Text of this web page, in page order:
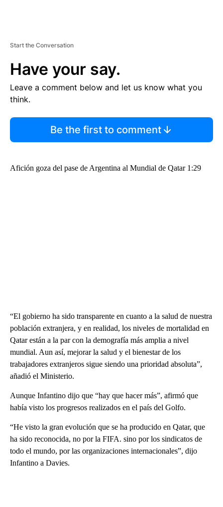
Start the Conversation
Have your say.
Leave a comment below and let us know what you
think.
Be the first to comment
Afición goza del pase de Argentina al Mundial de Qatar 1:29
“El gobierno ha sido transparente en cuanto a la salud de nuestra
población extranjera, y en realidad, los niveles de mortalidad en
Qatar están a la par con la demografía más amplia a nivel
mundial. Aun así, mejorar la salud y el bienestar de los
trabajadores extranjeros sigue siendo una prioridad absoluta”,
añadió el Ministerio.
Aunque Infantino dijo que “hay que hacer más”, afirmó que
había visto los progresos realizados en el país del Golfo.
“He visto la gran evolución que se ha producido en Qatar, que
ha sido reconocida, no por la FIFA. sino por los sindicatos de
todo el mundo, por las organizaciones internacionales”, dijo
Infantino a Davies.